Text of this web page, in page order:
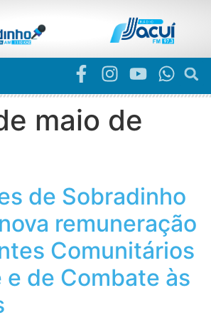
maio de
de Sobradinho
remuneração
Comunitários
e de Combate às